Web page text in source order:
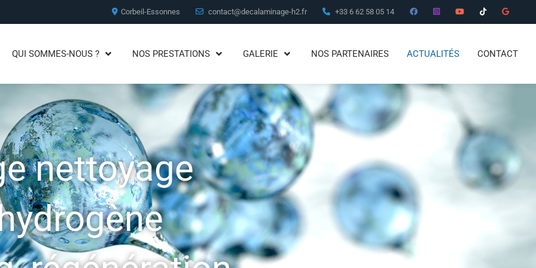
Corbeil-Essonnes contact@decalaminage-h2.fr +33 6 62 58 05 14
QUI SOMMES-NOUS ? NOS PRESTATIONS GALERIE NOS PARTENAIRES ACTUALITÉS CONTACT
nettoyage